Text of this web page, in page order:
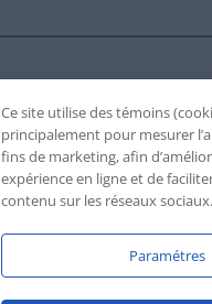
Ce site utilise des témoins
principalement pour mesurer
fins de marketing, afin
expérience en ligne et de
contenu sur les réseaux sociaux.
Paramétres